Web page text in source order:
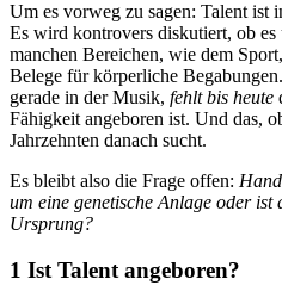
Um es vorweg zu sagen: Talent ist
Es wird kontrovers diskutiert, ob es
manchen Bereichen, wie dem
Belege für körperliche
gerade in der Musik, fehlt bis heute
Fähigkeit angeboren ist. Und das,
Jahrzehnten danach sucht.
Es bleibt also die Frage offen:
um eine genetische Anlage oder
Ursprung?
1 Ist Talent angeboren?